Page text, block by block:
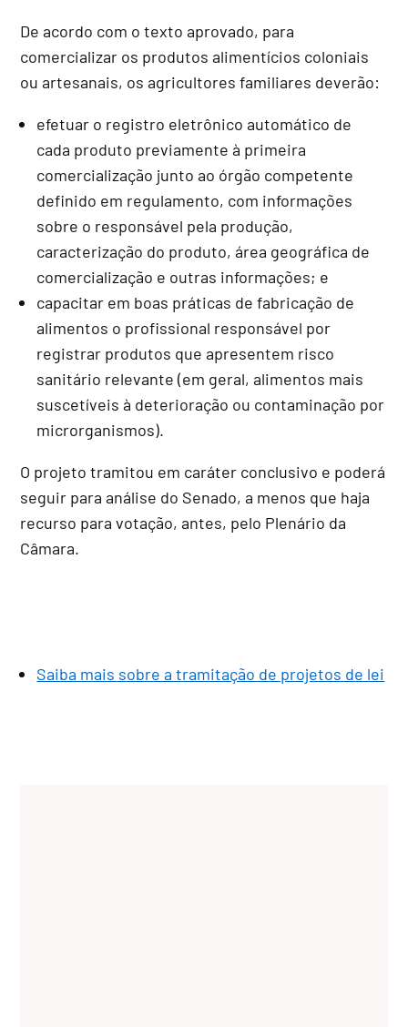
De acordo com o texto aprovado, para
comercializar os produtos alimentícios coloniais
ou artesanais, os agricultores familiares deverão:
efetuar o registro eletrônico automático de
cada produto previamente à primeira
comercialização junto ao órgão competente
definido em regulamento, com informações
sobre o responsável pela produção,
caracterização do produto, área geográfica de
comercialização e outras informações; e
capacitar em boas práticas de fabricação de
alimentos o profissional responsável por
registrar produtos que apresentem risco
sanitário relevante (em geral, alimentos mais
suscetíveis à deterioração ou contaminação por
microrganismos).
O projeto tramitou em caráter conclusivo e poderá
seguir para análise do Senado, a menos que haja
recurso para votação, antes, pelo Plenário da
Câmara.
Saiba mais sobre a tramitação de projetos de lei